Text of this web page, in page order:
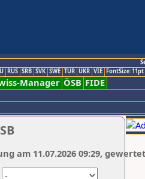
RUS SRB SVK SWE TUR UKR VIE FontSize:11pt
Manager ÖSB FIDE
am 11.07.2026 09:29,